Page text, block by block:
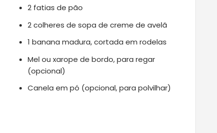
2 fatias de pão
2 colheres de sopa de creme de avelã
1 banana madura, cortada em rodelas
Mel ou xarope de bordo, para regar
(opcional)
Canela em pó (opcional, para polvilhar)